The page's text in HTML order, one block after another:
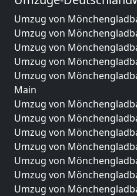
Umzug von
Umzug von
Umzug von
Umzug von
Umzug von
Main
Umzug von
Umzug von
Umzug von
Umzug von
Umzug von
Umzug von
Umzug von